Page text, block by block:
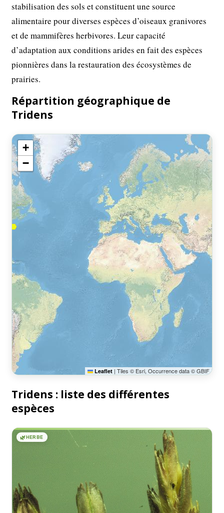
stabilisation des sols et constituent une source
alimentaire pour diverses espèces d’oiseaux granivores
et de mammifères herbivores. Leur capacité
d’adaptation aux conditions arides en fait des espèces
pionnières dans la restauration des écosystèmes de
prairies.
Répartition géographique de
Tridens
+
−
Leaflet | Tiles © Esri, Occurrence data © GBIF
Tridens : liste des différentes
espèces
🌿HERBE